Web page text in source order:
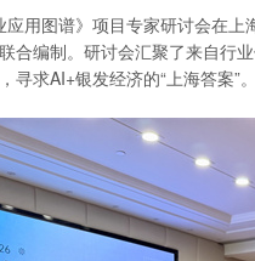
用图谱》项目专家研讨会在
合编制。研讨会汇聚了来自行
求AI+银发经济的“上海答案”。